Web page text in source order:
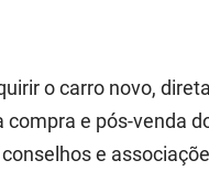
o carro novo,
e pós-venda
e